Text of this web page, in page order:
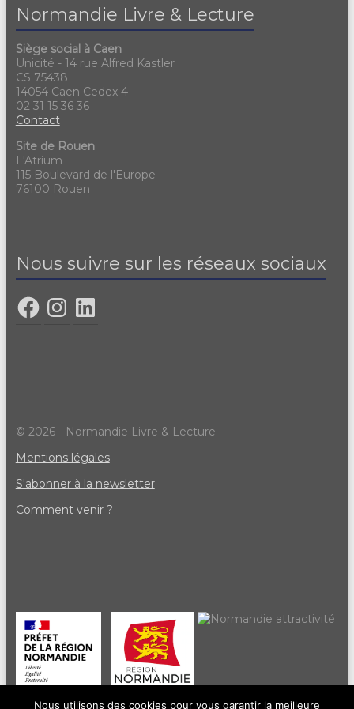
Normandie Livre & Lecture
Siège social à Caen
Unicité - 14 rue Alfred Kastler
CS 75438
14054 Caen Cedex 4
02 31 15 36 36
Contact
Site de Rouen
L'Atrium
115 Boulevard de l'Europe
76100 Rouen
Nous suivre sur les réseaux sociaux
© 2026 - Normandie Livre & Lecture
Mentions légales
S'abonner à la newsletter
Comment venir ?
Nous utilisons des cookies pour vous garantir la meilleure